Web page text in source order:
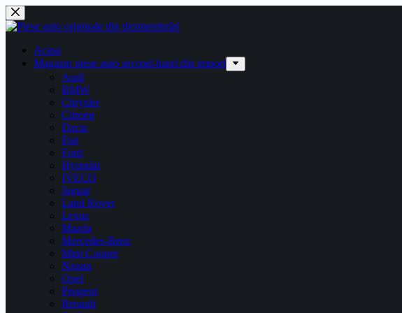
Sari
la
Acasa
Magazin piese auto second-hand din import
Audi
BMW
Chrysler
Citroen
Dacia
Fiat
Ford
Hyundai
IVECO
Jaguar
Land Rover
Lexus
Mazda
Mercedes-Benz
Mini Cooper
Nissan
Opel
Peugeot
Renault